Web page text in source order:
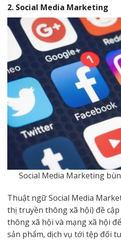
2. Social Media Marketing
Social Media Marketing
Thuật ngữ Social Media
thị truyền thông xã hội) đề
thông xã hội và mạng xã hội
sản phẩm, dịch vụ tới tệp đối